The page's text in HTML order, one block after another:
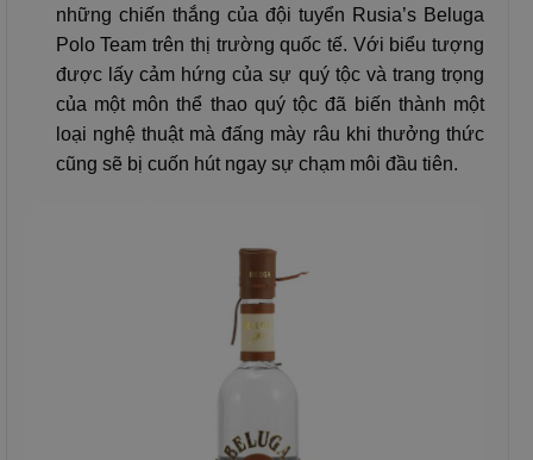
những chiến thắng của đội tuyển Rusia’s Beluga
Polo Team trên thị trường quốc tế. Với biểu tượng
được lấy cảm hứng của sự quý tộc và trang trọng
của một môn thể thao quý tộc đã biến thành một
loại nghệ thuật mà đấng mày râu khi thưởng thức
cũng sẽ bị cuốn hút ngay sự chạm môi đầu tiên.